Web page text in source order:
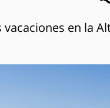
en la